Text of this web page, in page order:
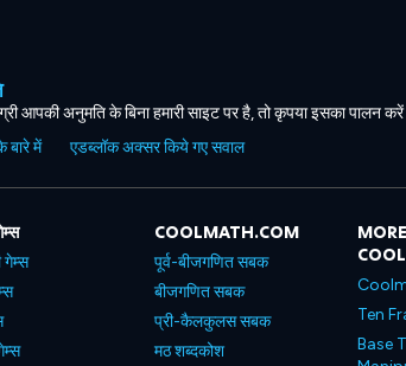
आपकी अनुमति के बिना हमारी साइट पर है, तो कृपया इसका पालन करें
बारे में एडब्लॉक अक्सर किये गए सवाल
गेम्स
COOLMATH.COM
पूर्व-बीजगणित सबक
बीजगणित सबक
प्री-कैलकुलस सबक
मठ शब्दकोश
Ten
Base